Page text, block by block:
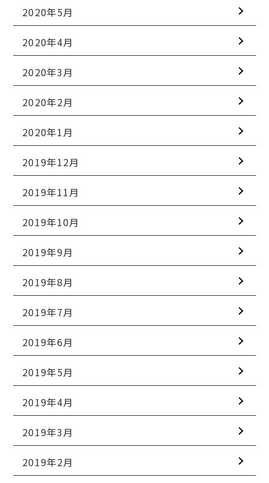
2020年5月
2020年4月
2020年3月
2020年2月
2020年1月
2019年12月
2019年11月
2019年10月
2019年9月
2019年8月
2019年7月
2019年6月
2019年5月
2019年4月
2019年3月
2019年2月